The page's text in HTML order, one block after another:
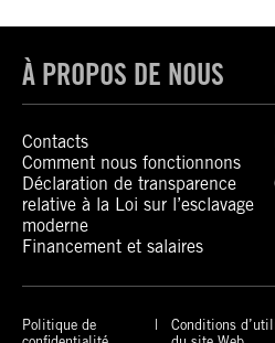
À PROPOS DE NOUS
Contacts
Comment nous fonctionnons
Déclaration de transparence
relative à la Loi sur l’esclavage
moderne
Financement et salaires
Politique de
Conditions